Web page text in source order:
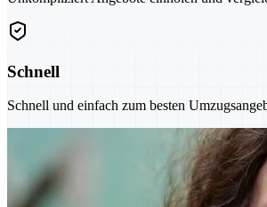
Schnell
Schnell und einfach zum besten